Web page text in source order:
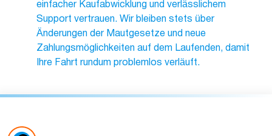
einfacher Kaufabwicklung und verlässlichem
Support vertrauen. Wir bleiben stets über
Änderungen der Mautgesetze und neue
Zahlungsmöglichkeiten auf dem Laufenden, damit
Ihre Fahrt rundum problemlos verläuft.